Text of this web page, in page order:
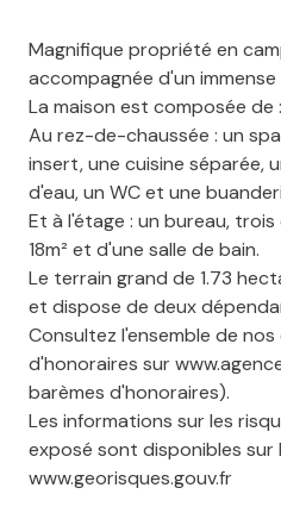
Magnifique propriété en
accompagnée d'un
La maison est composée de :
Au rez-de-chaussée : un
insert, une cuisine séparée,
d'eau, un WC et une
Et à l'étage : un bureau,
18m² et d'une salle de bain.
Le terrain grand de 1.73
et dispose de deux
Consultez l'ensemble de
d'honoraires sur
barèmes d'honoraires).
Les informations sur les
exposé sont disponibles sur
www.georisques.gouv.fr